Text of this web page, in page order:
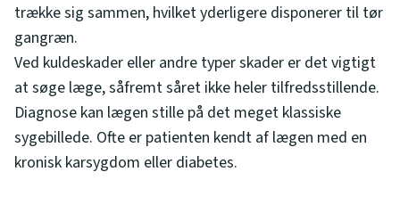
trække sig sammen, hvilket yderligere disponerer til tør
gangræn.
Ved kuldeskader eller andre typer skader er det vigtigt
at søge læge, såfremt såret ikke heler tilfredsstillende.
Diagnose kan lægen stille på det meget klassiske
sygebillede. Ofte er patienten kendt af lægen med en
kronisk karsygdom eller diabetes.